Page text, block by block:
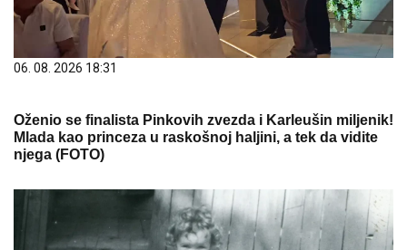
06. 08. 2026 18:31
Oženio se finalista Pinkovih zvezda i Karleušin miljenik!
Mlada kao princeza u raskošnoj haljini, a tek da vidite
njega (FOTO)